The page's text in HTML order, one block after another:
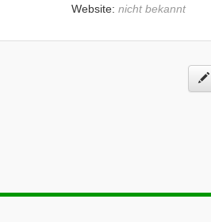
Website: nicht bekannt